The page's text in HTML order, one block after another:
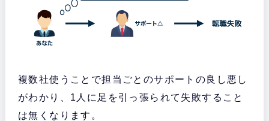
複数社使うことで担当ごとのサポートの良し悪し
がわかり、1人に足を引っ張られて失敗すること
は無くなります。